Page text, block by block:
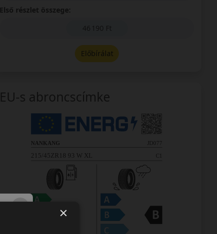
Első részlet összege:
46 190 Ft
Előbírálat
EU-s abroncscímke
×